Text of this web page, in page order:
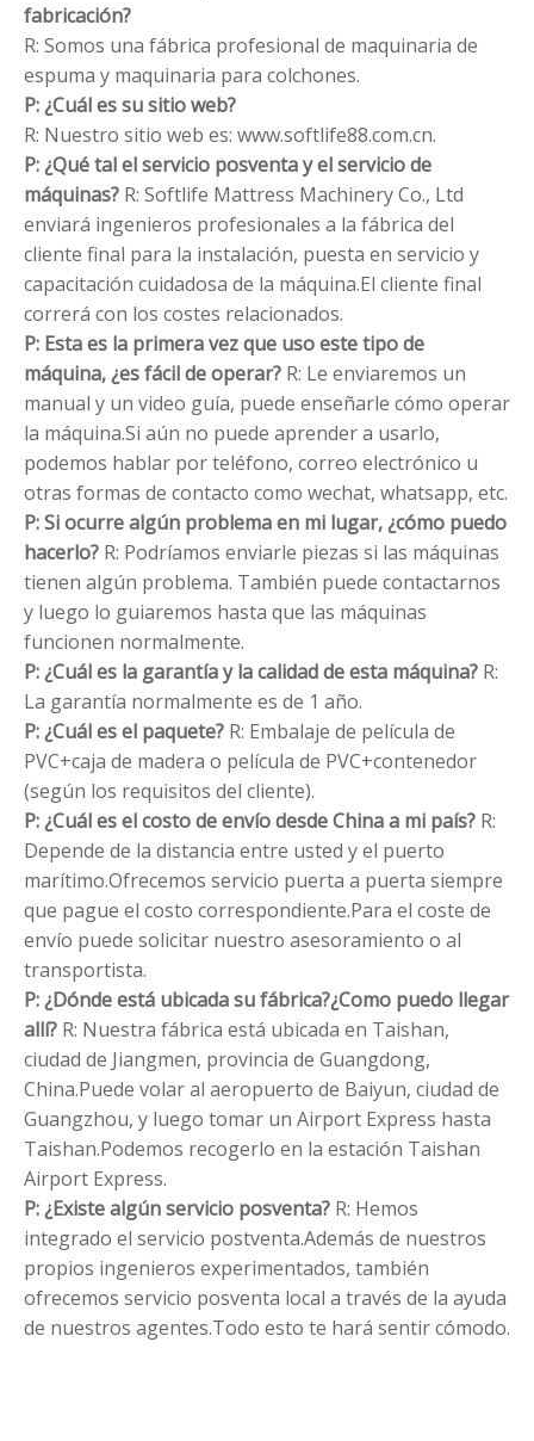
fabricación?
R: Somos una fábrica profesional de maquinaria de
espuma y maquinaria para colchones.
P: ¿Cuál es su sitio web?
R: Nuestro sitio web es: www.softlife88.com.cn.
P: ¿Qué tal el servicio posventa y el servicio de
máquinas? R: Softlife Mattress Machinery Co., Ltd
enviará ingenieros profesionales a la fábrica del
cliente final para la instalación, puesta en servicio y
capacitación cuidadosa de la máquina.El cliente final
correrá con los costes relacionados.
P: Esta es la primera vez que uso este tipo de
máquina, ¿es fácil de operar? R: Le enviaremos un
manual y un video guía, puede enseñarle cómo operar
la máquina.Si aún no puede aprender a usarlo,
podemos hablar por teléfono, correo electrónico u
otras formas de contacto como wechat, whatsapp, etc.
P: Si ocurre algún problema en mi lugar, ¿cómo puedo
hacerlo? R: Podríamos enviarle piezas si las máquinas
tienen algún problema. También puede contactarnos
y luego lo guiaremos hasta que las máquinas
funcionen normalmente.
P: ¿Cuál es la garantía y la calidad de esta máquina? R:
La garantía normalmente es de 1 año.
P: ¿Cuál es el paquete? R: Embalaje de película de
PVC+caja de madera o película de PVC+contenedor
(según los requisitos del cliente).
P: ¿Cuál es el costo de envío desde China a mi país? R:
Depende de la distancia entre usted y el puerto
marítimo.Ofrecemos servicio puerta a puerta siempre
que pague el costo correspondiente.Para el coste de
envío puede solicitar nuestro asesoramiento o al
transportista.
P: ¿Dónde está ubicada su fábrica?¿Como puedo llegar
allí? R: Nuestra fábrica está ubicada en Taishan,
ciudad de Jiangmen, provincia de Guangdong,
China.Puede volar al aeropuerto de Baiyun, ciudad de
Guangzhou, y luego tomar un Airport Express hasta
Taishan.Podemos recogerlo en la estación Taishan
Airport Express.
P: ¿Existe algún servicio posventa? R: Hemos
integrado el servicio postventa.Además de nuestros
propios ingenieros experimentados, también
ofrecemos servicio posventa local a través de la ayuda
de nuestros agentes.Todo esto te hará sentir cómodo.